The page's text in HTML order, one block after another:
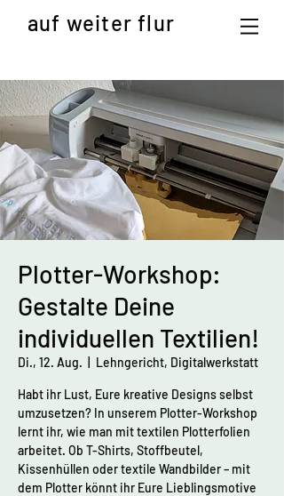
auf weiter flur
Plotter-Workshop:
Gestalte Deine
individuellen Textilien!
Di., 12. Aug. Lehngericht, Digitalwerkstatt
Habt ihr Lust, Eure kreative Designs selbst
umzusetzen? In unserem Plotter-Workshop
lernt ihr, wie man mit textilen Plotterfolien
arbeitet. Ob T-Shirts, Stoffbeutel,
Kissenhüllen oder textile Wandbilder – mit
dem Plotter könnt ihr Eure Lieblingsmotive